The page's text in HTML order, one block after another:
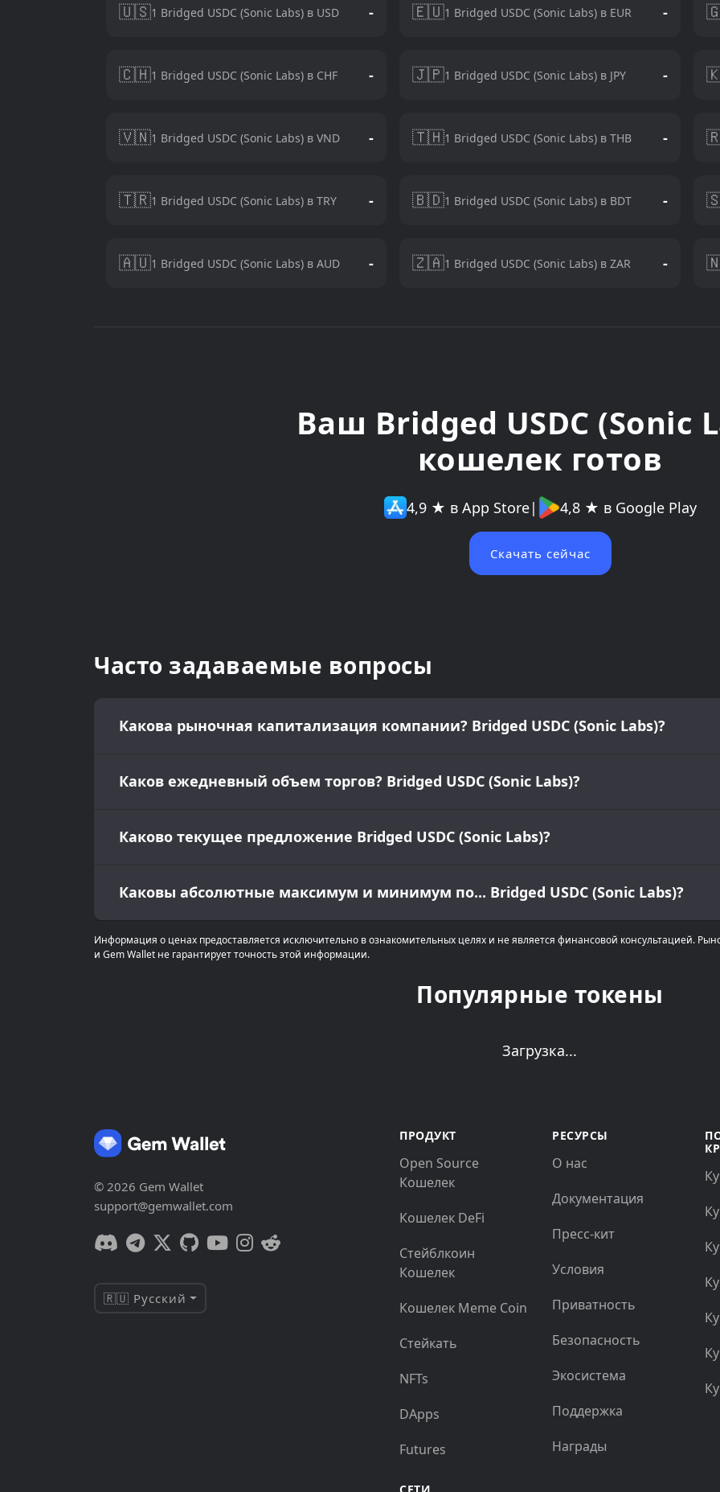
🇺🇸1 Bridged USDC (Sonic Labs) в USD - 🇪🇺1 Bridged USDC (Sonic Labs) в EUR -
🇨🇭1 Bridged USDC (Sonic Labs) в CHF - 🇯🇵1 Bridged USDC (Sonic Labs) в JPY -
🇻🇳1 Bridged USDC (Sonic Labs) в VND - 🇹🇭1 Bridged USDC (Sonic Labs) в THB -
🇹🇷1 Bridged USDC (Sonic Labs) в TRY - 🇧🇩1 Bridged USDC (Sonic Labs) в BDT -
🇦🇺1 Bridged USDC (Sonic Labs) в AUD - 🇿🇦1 Bridged USDC (Sonic Labs) в ZAR -
Ваш Bridged USDC (Sonic
кошелек готов
4,9 ★ в App Store| 4,8 ★ в Google Play
Скачать сейчас
Часто задаваемые вопросы
Какова рыночная капитализация компании? Bridged USDC (Sonic Labs)?
Каков ежедневный объем торгов? Bridged USDC (Sonic Labs)?
Каково текущее предложение Bridged USDC (Sonic Labs)?
Каковы абсолютные максимум и минимум по... Bridged USDC (Sonic Labs)?
Информация о ценах предоставляется исключительно в ознакомительных целях и не является финансовой консультацией.
и Gem Wallet не гарантирует точность этой информации.
Популярные токены
Загрузка...
© 2026 Gem Wallet
support@gemwallet.com
🇷🇺 Русский
ПРОДУКТ
Open Source
Кошелек
Кошелек DeFi
Стейблкоин
Кошелек
Кошелек Meme Coin
Стейкать
NFTs
DApps
Futures
РЕСУРСЫ
О нас
Документация
Пресс-кит
Условия
Приватность
Безопасность
Экосистема
Поддержка
Награды